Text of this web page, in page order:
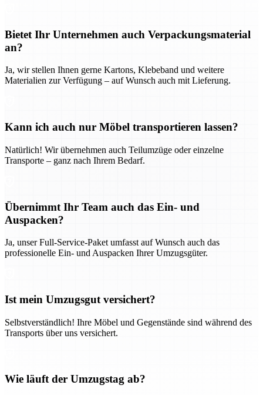
Bietet Ihr Unternehmen auch Verpackungsmaterial
an?
Ja, wir stellen Ihnen gerne Kartons, Klebeband und weitere
Materialien zur Verfügung – auf Wunsch auch mit Lieferung.
Kann ich auch nur Möbel transportieren lassen?
Natürlich! Wir übernehmen auch Teilumzüge oder einzelne
Transporte – ganz nach Ihrem Bedarf.
Übernimmt Ihr Team auch das Ein- und
Auspacken?
Ja, unser Full-Service-Paket umfasst auf Wunsch auch das
professionelle Ein- und Auspacken Ihrer Umzugsgüter.
Ist mein Umzugsgut versichert?
Selbstverständlich! Ihre Möbel und Gegenstände sind während des
Transports über uns versichert.
Wie läuft der Umzugstag ab?